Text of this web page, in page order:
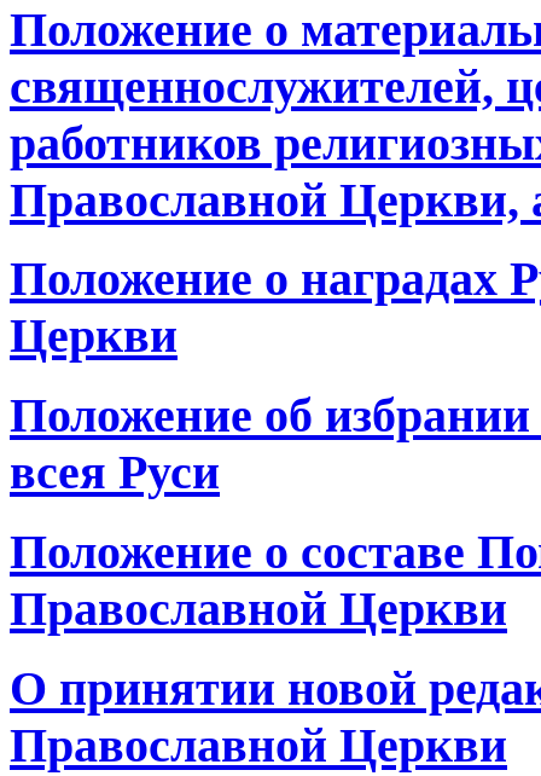
Положение о
священнослужителей,
работников
Православной Церкви,
Положение о наградах
Церкви
Положение об
всея Руси
Положение о составе
Православной Церкви
О принятии новой
Православной Церкви